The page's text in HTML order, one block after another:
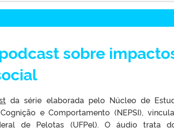
sobre
da série elaborada pelo Núcleo de
e Comportamento (NEPSI),
de Pelotas (UFPel). O áudio trata